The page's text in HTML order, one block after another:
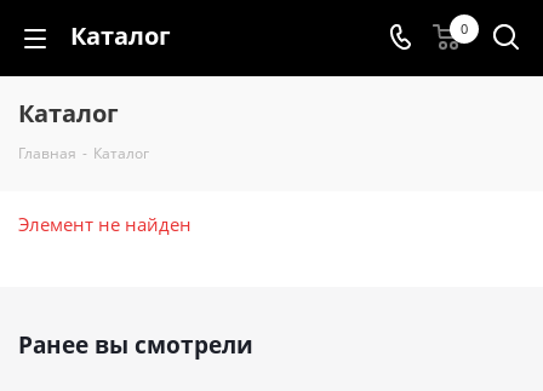
Каталог 0
Каталог
Главная - Каталог
Элемент не найден
Ранее вы смотрели